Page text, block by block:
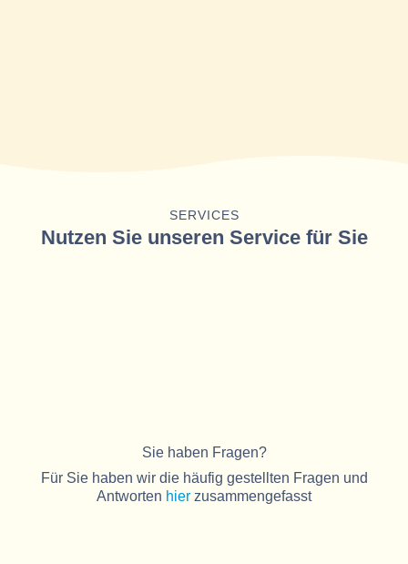
SERVICES
Nutzen Sie unseren Service für Sie
Sie haben Fragen?
Für Sie haben wir die häufig gestellten Fragen und
Antworten hier zusammengefasst